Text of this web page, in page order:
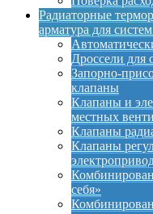
Радиаторные
арматура для
Дроссели для
Запорно-
клапаны
Клапаны и
местных
Клапаны
Клапаны
себя»